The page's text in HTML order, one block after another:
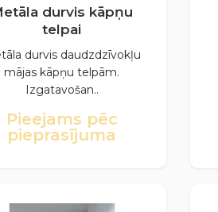
durvis kāpņu
telpai
durvis daudzdzīvokļu
mājas kāpņu telpām.
Izgatavošan..
Pieejams pēc
pieprasījuma